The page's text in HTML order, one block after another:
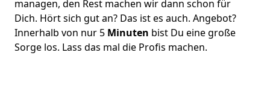
managen, den Rest machen wir dann schon für
Dich. Hört sich gut an? Das ist es auch. Angebot?
Innerhalb von nur 5 Minuten bist Du eine große
Sorge los. Lass das mal die Profis machen.